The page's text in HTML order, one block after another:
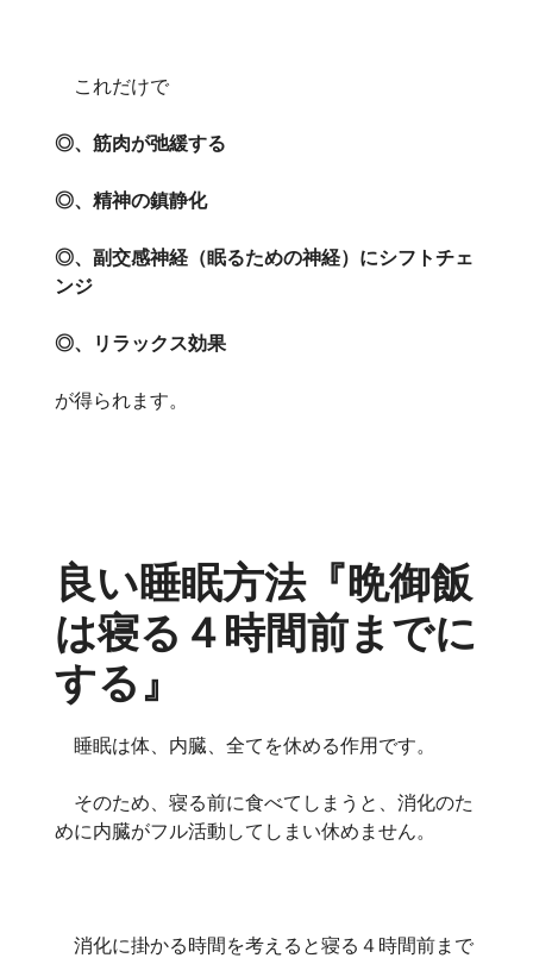
これだけで
◎、筋肉が弛緩する
◎、精神の鎮静化
◎、副交感神経（眠るための神経）にシフトチェ
ンジ
◎、リラックス効果
が得られます。
良い睡眠方法『晩御飯
は寝る４時間前までに
する』
睡眠は体、内臓、全てを休める作用です。
そのため、寝る前に食べてしまうと、消化のた
めに内臓がフル活動してしまい休めません。
消化に掛かる時間を考えると寝る４時間前まで